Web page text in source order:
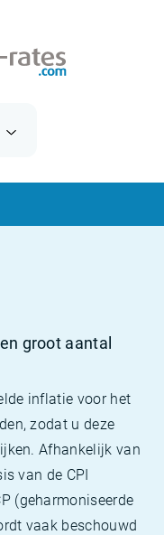
groot aantal
inflatie voor het
zodat u deze
Afhankelijk van
van de CPI
(geharmoniseerde
vaak beschouwd